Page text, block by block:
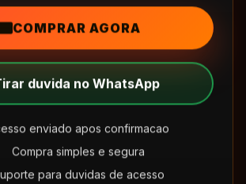
COMPRAR AGORA
duvida no WhatsApp
enviado apos confirmacao
Compra simples e segura
para duvidas de acesso